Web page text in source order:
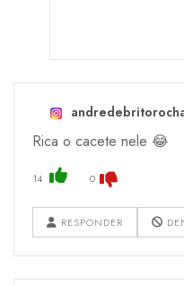
Rica o cacete nele 😂
14 0
RESPONDER